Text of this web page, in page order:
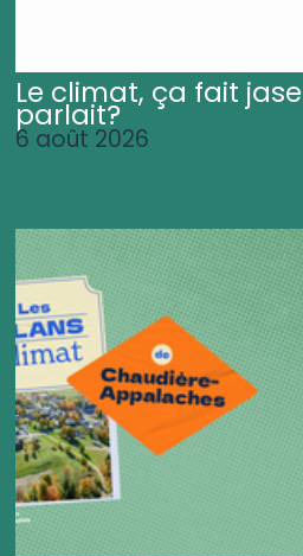
Le climat, ça fait
parlait?
6 août 2026